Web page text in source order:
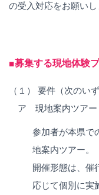
の受入対応をお願いし
■募集する現地体験
（１） 要件（次のい
ア 現地案内ツアー
参加者が本県で
地案内ツアー。
開催形態は、催
応じて個別に実